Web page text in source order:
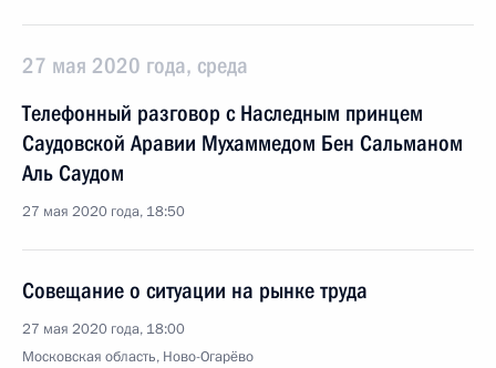
27 мая 2020 года, среда
Телефонный разговор с Наследным принцем
Саудовской Аравии Мухаммедом Бен Сальманом
Аль Саудом
27 мая 2020 года, 18:50
Совещание о ситуации на рынке труда
27 мая 2020 года, 18:00
Московская область, Ново-Огарёво